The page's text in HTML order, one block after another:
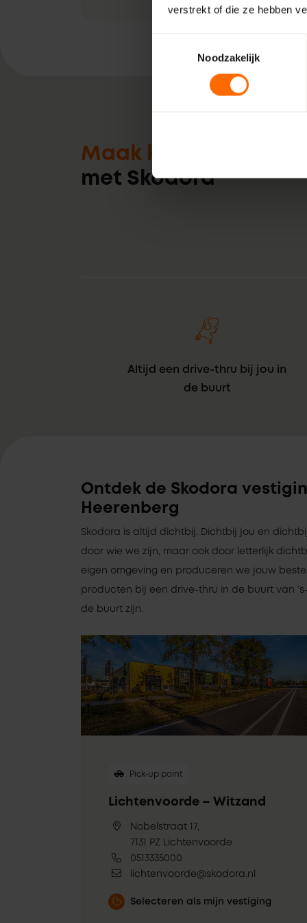
verstrekt of die ze hebben
Noodzakelijk
Maak kennis
met Skodora
Altijd een drive-thru bij jou in
de buurt
Ontdek de Skodora
Heerenberg
Skodora is altijd dichtbij. Dichtbij jou en
door wie we zijn, maar ook door letterlijk
eigen omgeving en produceren we jouw
producten bij een drive-thru in de buurt van
de buurt zijn.
Pick-up point
Lichtenvoorde – Witzand
Nobelstraat 17,
7131 PZ Lichtenvoorde
0513335000
lichtenvoorde@skodora.nl
Selecteren als mijn vestiging